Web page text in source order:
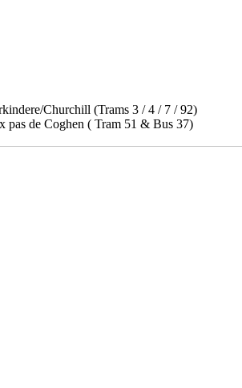
Churchill (Trams 3 / 4 / 7 / 92)
pas de Coghen ( Tram 51 &Bus 37)